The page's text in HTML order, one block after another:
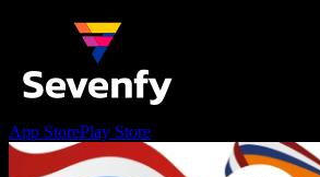
App StorePlay Store